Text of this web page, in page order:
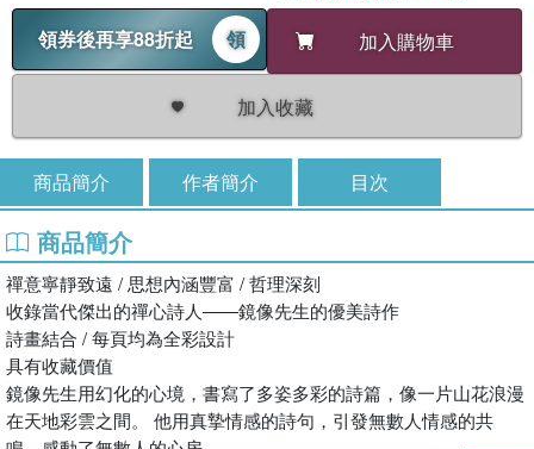
領券後再享88折起 領 加入購物車
加入收藏
商品簡介 作者簡介 目次
商品簡介
禪意寧靜致遠 / 思想內涵豐富 / 哲理深刻
收錄當代傑出的禪心詩人――鏡像先生的優美詩作
詩畫結合 / 每頁均為全彩設計
具有收藏價值
鏡像先生用幻化的心境，書寫了多姿多彩的詩篇，像一片山花浪漫
在天地彩雲之間。 他用真摯情感的詩句，引發無數人情感的共